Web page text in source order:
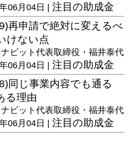
06月04日 | 注目の助成金
再申請で絶対に変えるべ
けない点
ビット代表取締役・福井泰代
06月04日 | 注目の助成金
同じ事業内容でも通る
る理由
ビット代表取締役・福井泰代
06月04日 | 注目の助成金